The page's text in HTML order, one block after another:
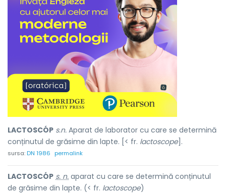
LACTOSCÓP s.n. Aparat de laborator cu care se determină
conținutul de grăsime din lapte. [< fr. lactoscope].
sursa:DN 1986 permalink
LACTOSCÓP s. n. aparat cu care se determină conținutul
de grăsime din lapte. (< fr. lactoscope)